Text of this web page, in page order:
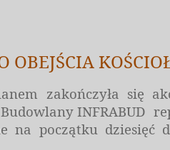
OBEJŚCIA
zakończyła się
INFRABUD
na początku dziesięć